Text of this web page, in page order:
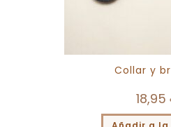
Collar y
18,95